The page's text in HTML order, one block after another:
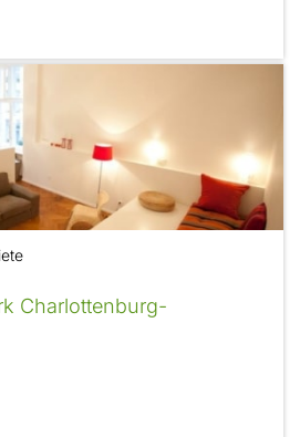
Charlottenburg-